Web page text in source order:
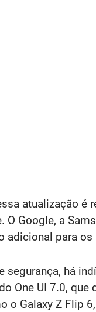
atualização é
O Google, a
adicional para os
segurança, há
One UI 7.0, que
o Galaxy Z Flip